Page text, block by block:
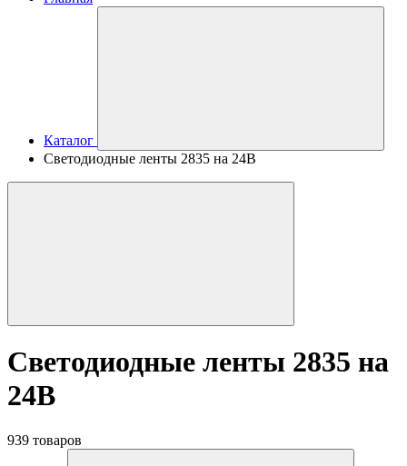
Каталог
Светодиодные ленты 2835 на 24В
Светодиодные ленты 2835 на
24В
939 товаров